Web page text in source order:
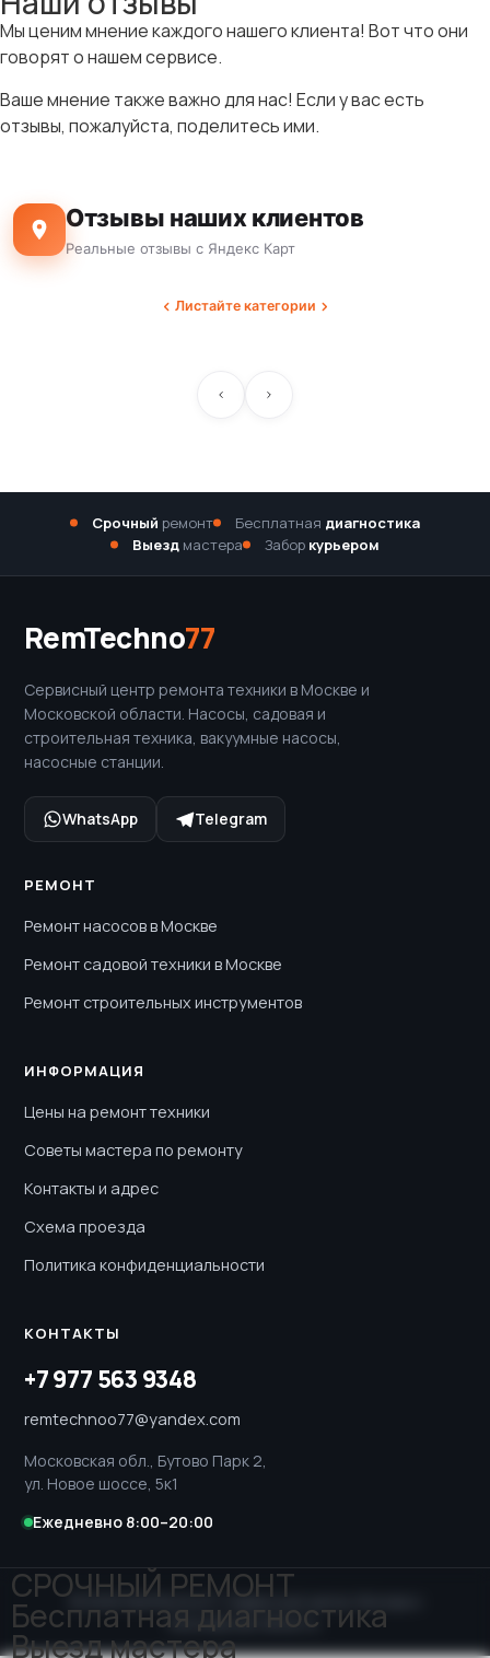
СРОЧНЫЙ РЕМОНТ
Бесплатная диагностика
Выезд мастера
Мы ценим мнение каждого нашего клиента! Вот что они
говорят о нашем сервисе.
Ваше мнение также важно для нас! Если у вас есть
отзывы, пожалуйста, поделитесь ими.
Отзывы наших клиентов
Реальные отзывы с Яндекс Карт
Листайте категории
Срочный ремонт Бесплатная диагностика
Выезд мастера Забор курьером
RemTechno77
Сервисный центр ремонта техники в Москве и
Московской области. Насосы, садовая и
строительная техника, вакуумные насосы,
насосные станции.
WhatsApp Telegram
РЕМОНТ
Ремонт насосов в Москве
Ремонт садовой техники в Москве
Ремонт строительных инструментов
ИНФОРМАЦИЯ
Цены на ремонт техники
Советы мастера по ремонту
Контакты и адрес
Схема проезда
Политика конфиденциальности
КОНТАКТЫ
+7 977 563 9348
remtechnoo77@yandex.com
Московская обл., Бутово Парк 2,
ул. Новое шоссе, 5к1
Ежедневно 8:00–20:00
© 2026 RemTechno77. Сервисный центр. Москва и
Московская область.